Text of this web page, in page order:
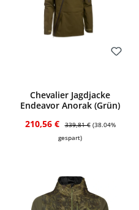
Chevalier Jagdjacke
Endeavor Anorak (Grün)
Verkaufspreis:
210,56 € Regulärer Preis:
339,81 € (38.04%
gespart)